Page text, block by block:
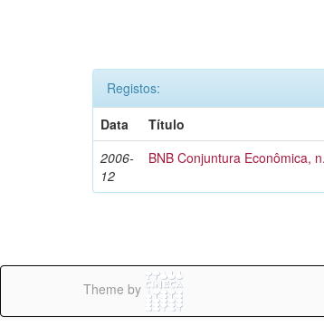
Registos:
Data
Título
2006-
12
BNB Conjuntura Econômica,
Theme by